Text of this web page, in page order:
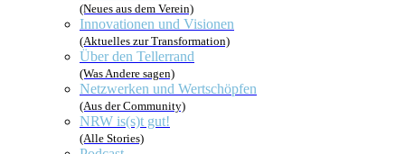
(Neues aus dem Verein)
Innovationen und Visionen
(Aktuelles zur Transformation)
Über den Tellerrand
(Was Andere sagen)
Netzwerken und Wertschöpfen
(Aus der Community)
NRW is(s)t gut!
(Alle Stories)